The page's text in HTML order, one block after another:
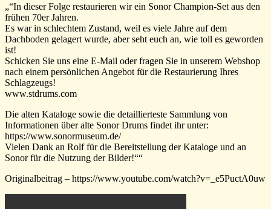
„“In dieser Folge restaurieren wir ein Sonor Champion-Set aus den
frühen 70er Jahren.
Es war in schlechtem Zustand, weil es viele Jahre auf dem
Dachboden gelagert wurde, aber seht euch an, wie toll es geworden
ist!
Schicken Sie uns eine E-Mail oder fragen Sie in unserem Webshop
nach einem persönlichen Angebot für die Restaurierung Ihres
Schlagzeugs!
www.stdrums.com
Die alten Kataloge sowie die detaillierteste Sammlung von
Informationen über alte Sonor Drums findet ihr unter:
https://www.sonormuseum.de/
Vielen Dank an Rolf für die Bereitstellung der Kataloge und an
Sonor für die Nutzung der Bilder!““
Originalbeitrag – https://www.youtube.com/watch?v=_e5PuctA0uw